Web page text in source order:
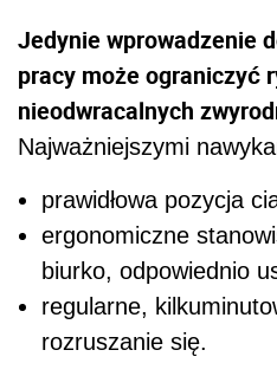
Jedynie wprowadzenie
pracy może ograniczyć
nieodwracalnych
Najważniejszymi
prawidłowa pozycja
ergonomiczne
biurko, odpowiednio
regularne,
rozruszanie się.